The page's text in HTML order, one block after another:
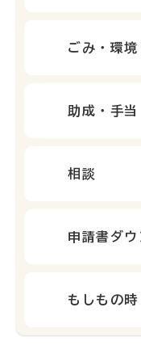
ごみ・環境
助成・手当
相談
申請書ダウ
もしもの時